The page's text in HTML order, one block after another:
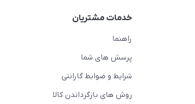
خدمات مشتریان
راهنما
پرسش های شما
شرایط و ضوابط گارانتی
روش های بازگرداندن کالا